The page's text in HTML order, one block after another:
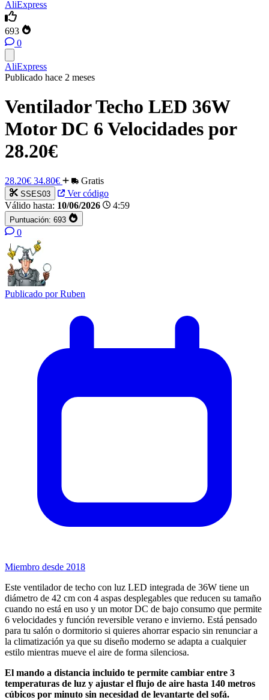
AliExpress
693
0
AliExpress
Publicado hace 2 meses
Ventilador Techo LED 36W
Motor DC 6 Velocidades por
28.20€
28.20€ 34.80€ Gratis
SSES03
Ver código
Válido hasta: 10/06/2026 4:59
Puntuación: 693
0
Publicado porRuben
Miembro desde 2018
Este ventilador de techo con luz LED integrada de 36W tiene un
diámetro de 42 cm con 4 aspas desplegables que reducen su tamaño
cuando no está en uso y un motor DC de bajo consumo que permite
6 velocidades y función reversible verano e invierno. Está pensado
para tu salón o dormitorio si quieres ahorrar espacio sin renunciar a
la climatización ya que su diseño moderno se adapta a cualquier
estilo mientras mueve el aire de forma silenciosa.
El mando a distancia incluido te permite cambiar entre 3
temperaturas de luz y ajustar el flujo de aire hasta 140 metros
cúbicos por minuto sin necesidad de levantarte del sofá.